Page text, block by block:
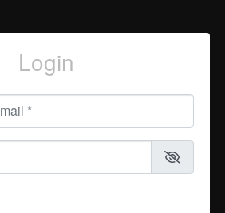
Login